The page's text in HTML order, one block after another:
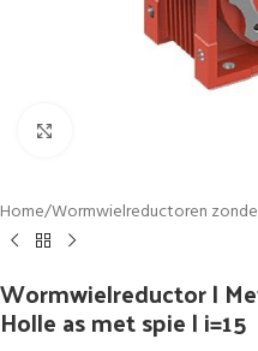
Home/Wormwielreductoren
Wormwielreductor |
Holle as met spie | i=15